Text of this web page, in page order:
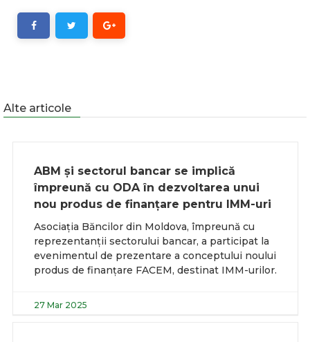
Alte articole
ABM și sectorul bancar se implică
împreună cu ODA în dezvoltarea unui
nou produs de finanțare pentru IMM-uri
Asociația Băncilor din Moldova, împreună cu
reprezentanții sectorului bancar, a participat la
evenimentul de prezentare a conceptului noului
produs de finanțare FACEM, destinat IMM-urilor.
27 Mar 2025